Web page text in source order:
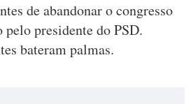
de abandonar o congresso
presidente do PSD.
bateram palmas.